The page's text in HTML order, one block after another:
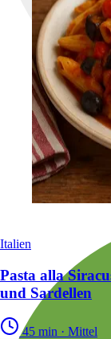
Italien
Pasta alla
und Sardellen
45 min · Mittel